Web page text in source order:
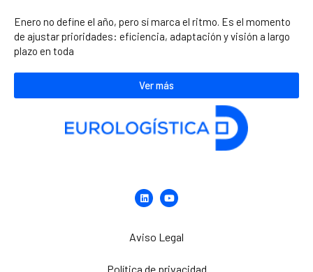
Enero no define el año, pero sí marca el ritmo. Es el momento
de ajustar prioridades: eficiencia, adaptación y visión a largo
plazo en toda
Ver más
Aviso Legal
Política de privacidad